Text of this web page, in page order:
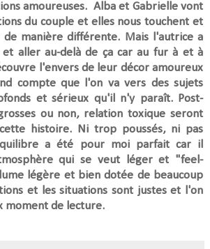
amoureuses. Alba et Gabrielle vont
du couple et elles nous touchent et
manière différente. Mais
l'autrice a
aller au-delà de ça car au fur à et à
l'envers de leur décor amoureux
compte que l'on va vers des sujets
et sérieux qu'il n'y paraît. Post-
ou non, relation toxique seront
histoire.
Ni trop poussés, ni pas
a été pour moi parfait car il
qui se veut léger et "feel-
légère et bien dotée de beaucoup
et les situations sont justes et l'on
moment de lecture.